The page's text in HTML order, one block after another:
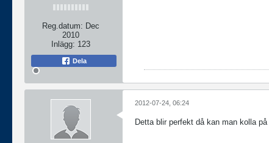
Reg.datum: Dec
2010
Inlägg: 123
Dela
2012-07-24, 06:24
Detta blir perfekt då kan man kolla